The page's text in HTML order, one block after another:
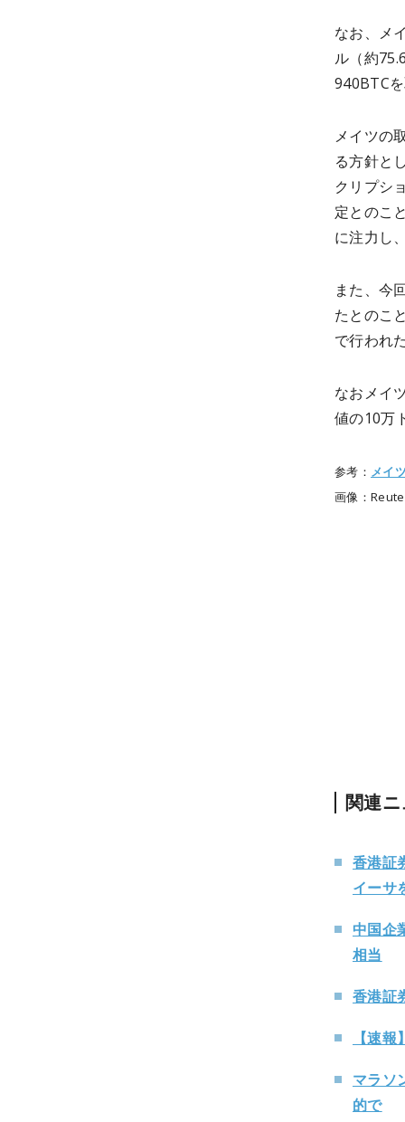
なお、メ
ル（約
940BTC
メイツの
る方針と
クリプシ
定とのこ
に注力し
また、今
たとのこ
で行われ
なおメイ
値の10万
参考： メイ
画像：
関連
香港証
イーサ
中国企
相当
香港証
【速
マラソ
的で